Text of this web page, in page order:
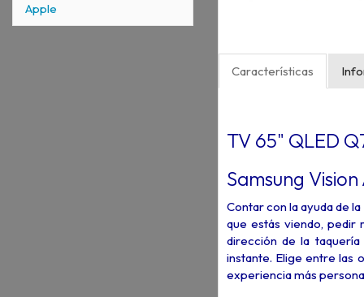
Apple
Características
TV 65" QLED
Samsung
Contar con la ayuda de
que estás viendo, pedir
dirección de la
instante. Elige entre las
experiencia más